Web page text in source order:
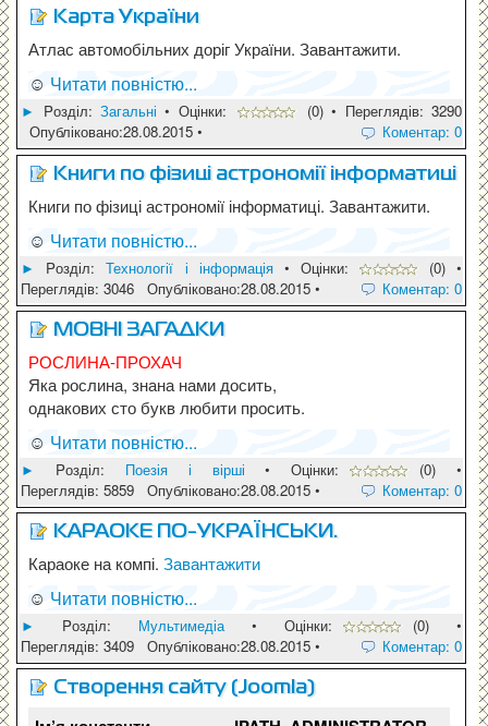
Карта України
Атлас автомобільних доріг України. Завантажити.
☺ Читати повністю...
► Pозділ:Загальні • Оцінки:
(0) • Переглядів: 3290
Опубліковано:28.08.2015 •
Коментар: 0
Книги по фізиці астрономії інформатиці
Книги по фізиці астрономії інформатиці. Завантажити.
☺ Читати повністю...
► Pозділ:Технології і інформація• Оцінки:
(0) •
Переглядів: 3046 Опубліковано:28.08.2015 •
Коментар: 0
МОВНІ ЗАГАДКИ
РОСЛИНА-ПРОХАЧ
Яка рослина, знана нами досить,
однакових сто букв любити просить.
☺ Читати повністю...
► Pозділ: Поезія і вірші • Оцінки:
(0) •
Переглядів: 5859 Опубліковано:28.08.2015 •
Коментар: 0
КАРАОКЕ ПО-УКРАЇНСЬКИ.
Караоке на компі.Завантажити
☺ Читати повністю...
► Pозділ: Мультимедіа • Оцінки:
(0) •
Переглядів: 3409 Опубліковано:28.08.2015 •
Коментар: 0
Cтворення сайту (Joomla)